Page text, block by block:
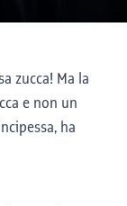
zucca! Ma la
e non un
ha